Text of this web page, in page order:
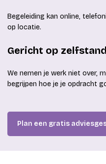
Begeleiding kan online,
op locatie.
Gericht op
We nemen je werk niet over,
begrijpen hoe je je opdracht
Plan een gratis